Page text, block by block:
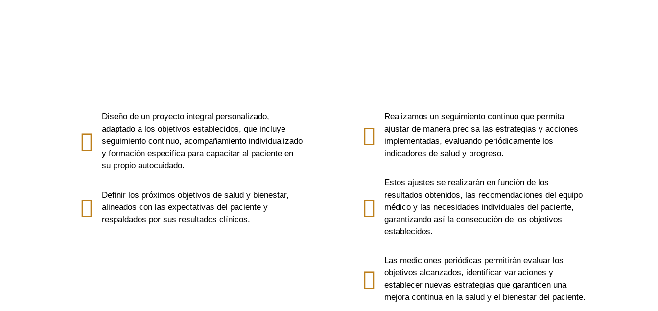
Diseño de un proyecto integral personalizado,
adaptado a los objetivos establecidos, que incluye
seguimiento continuo, acompañamiento individualizado
y formación específica para capacitar al paciente en
su propio autocuidado.
Definir los próximos objetivos de salud y bienestar,
alineados con las expectativas del paciente y
respaldados por sus resultados clínicos.
Realizamos un seguimiento continuo que permita
ajustar de manera precisa las estrategias y acciones
implementadas, evaluando periódicamente los
indicadores de salud y progreso.
Estos ajustes se realizarán en función de los
resultados obtenidos, las recomendaciones del equipo
médico y las necesidades individuales del paciente,
garantizando así la consecución de los objetivos
establecidos.
Las mediciones periódicas permitirán evaluar los
objetivos alcanzados, identificar variaciones y
establecer nuevas estrategias que garanticen una
mejora continua en la salud y el bienestar del paciente.